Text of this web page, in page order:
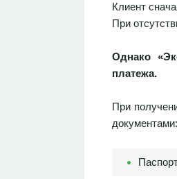
Клиент
При
Однако
платежа.
При
документами: